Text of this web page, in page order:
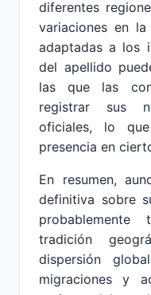
diferentes
variaciones en
adaptadas a los
del apellido
las que las
registrar sus
oficiales, lo
presencia en
En resumen,
definitiva sobre
tradición
dispersión
migraciones y